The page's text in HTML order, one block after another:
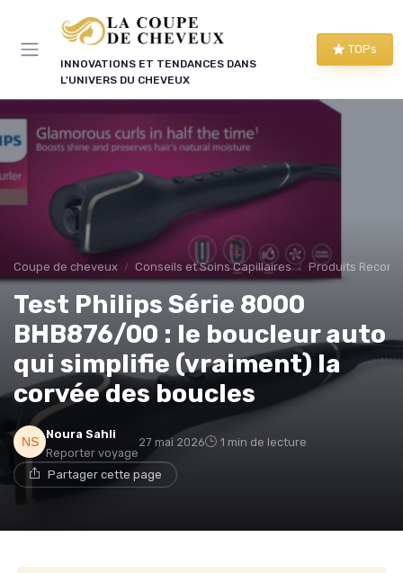
INNOVATIONS ET TENDANCES DANS
L'UNIVERS DU CHEVEUX
TOPs
Coupe de cheveux Conseils et Soins Capillaires Produits
Test Philips Série 8000
BHB876/00 : le boucleur auto
qui simplifie (vraiment) la
corvée des boucles
Noura Sahli
Reporter voyage
27 mai 2026 1 min de lecture
Partager cette page